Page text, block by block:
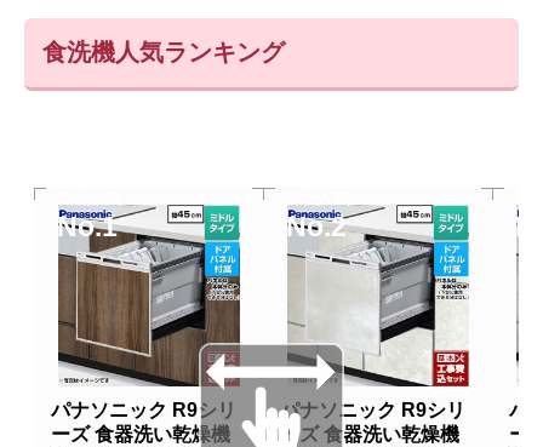
食洗機人気ランキング
No.1
パナソニック R9シリ
ーズ 食器洗い乾燥機
No.2
パナソニック R9シリ
ーズ 食器洗い乾燥機
パ
ー